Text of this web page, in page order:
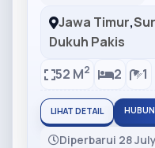
Jawa Timur,
Dukuh Pakis
52 M2 2 1
LIHAT DETAIL
Diperbarui 28